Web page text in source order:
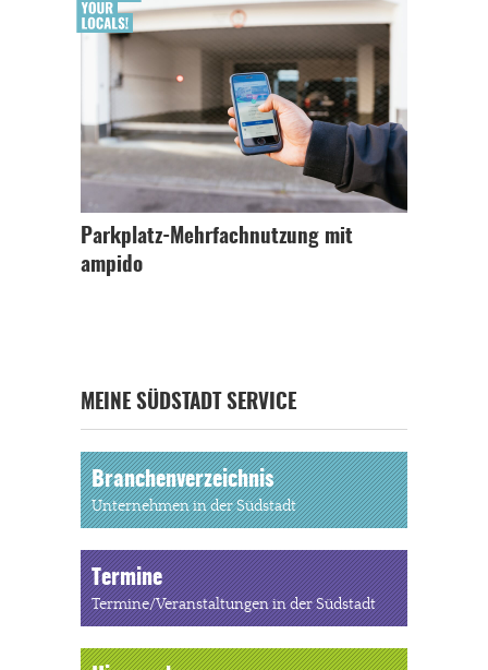
Parkplatz-Mehrfachnutzung mit
ampido
MEINE SÜDSTADT SERVICE
Branchenverzeichnis
Unternehmen in der Südstadt
Termine
Termine/Veranstaltungen in der Südstadt